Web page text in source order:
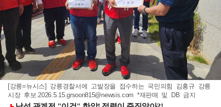
[강릉=뉴시스] 강릉경찰서에 고발장을 접수하는 국민의힘 김홍규 강릉
시장 후보.2026.5.15.grsoon815@newsis.com *재판매 및 DB 금지